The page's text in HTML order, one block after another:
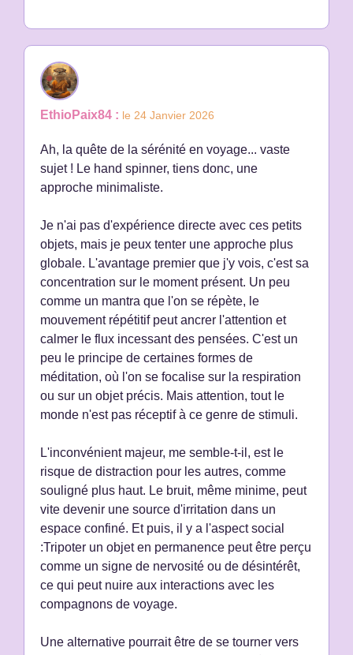
EthioPaix84 : le 24 Janvier 2026
Ah, la quête de la sérénité en voyage... vaste
sujet ! Le hand spinner, tiens donc, une
approche minimaliste.
Je n'ai pas d'expérience directe avec ces petits
objets, mais je peux tenter une approche plus
globale. L'avantage premier que j'y vois, c'est sa
concentration sur le moment présent. Un peu
comme un mantra que l'on se répète, le
mouvement répétitif peut ancrer l'attention et
calmer le flux incessant des pensées. C'est un
peu le principe de certaines formes de
méditation, où l'on se focalise sur la respiration
ou sur un objet précis. Mais attention, tout le
monde n'est pas réceptif à ce genre de stimuli.
L'inconvénient majeur, me semble-t-il, est le
risque de distraction pour les autres, comme
souligné plus haut. Le bruit, même minime, peut
vite devenir une source d'irritation dans un
espace confiné. Et puis, il y a l'aspect social
:Tripoter un objet en permanence peut être perçu
comme un signe de nervosité ou de désintérêt,
ce qui peut nuire aux interactions avec les
compagnons de voyage.
Une alternative pourrait être de se tourner vers